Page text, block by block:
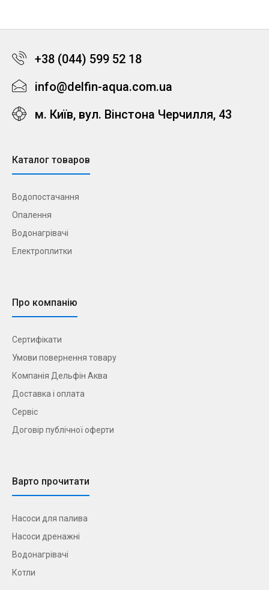
+38 (044) 599 52 18
info@delfin-aqua.com.ua
м. Київ, вул. Вінстона Черчилля, 43
Каталог товаров
Водопостачання
Опалення
Водонагрівачі
Електроплитки
Про компанію
Сертифікати
Умови повернення товару
Компанія Дельфін Аква
Доставка і оплата
Сервіс
Договір публічної оферти
Варто прочитати
Насоси для палива
Насоси дренажні
Водонагрівачі
Котли